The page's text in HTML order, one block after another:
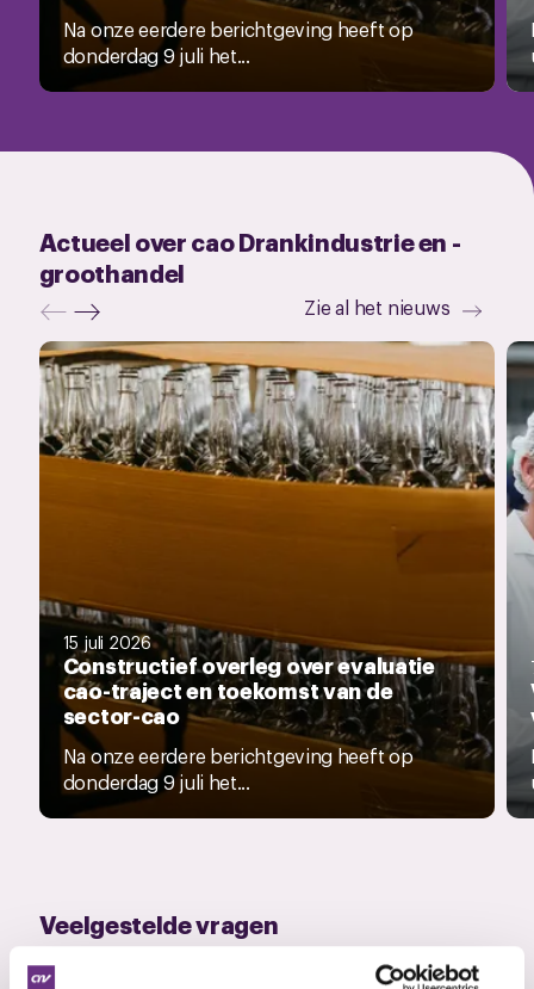
Na onze eerdere berichtgeving heeft op
donderdag 9 juli het...
Actueel over cao Drankindustrie en -
groothandel
Zie al het nieuws
15 juli 2026
Constructief overleg over evaluatie
cao-traject en toekomst van de
sector-cao
Na onze eerdere berichtgeving heeft op
donderdag 9 juli het...
Veelgestelde vragen
Wat is een cao?